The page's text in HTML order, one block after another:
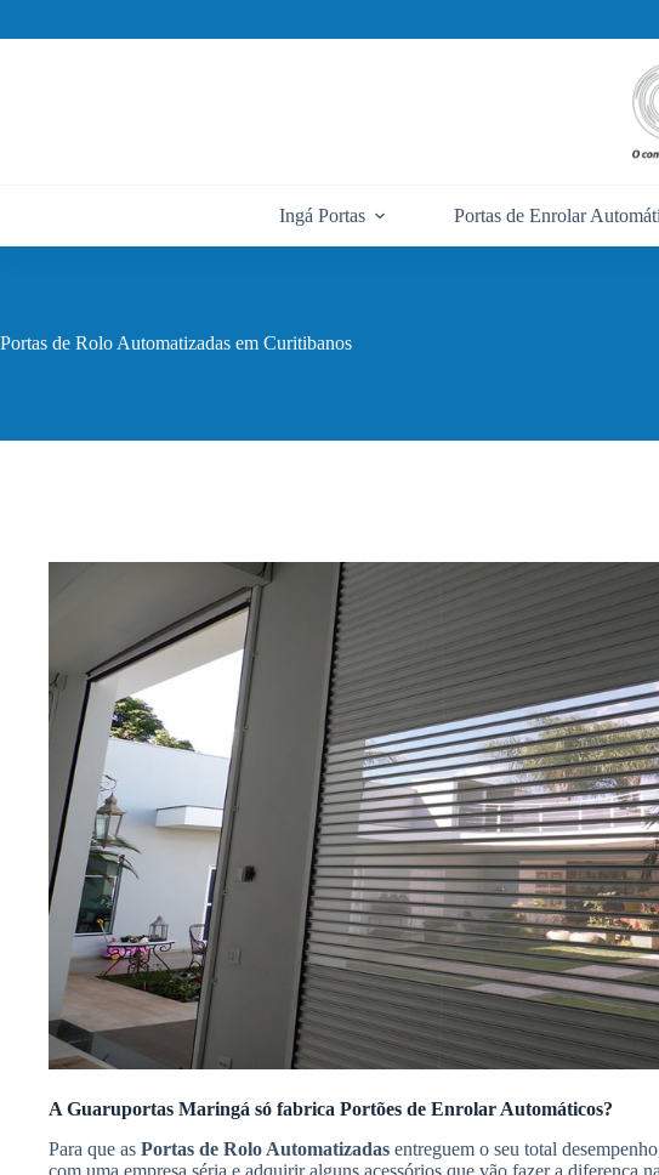
Ingá Portas Portas de Enrolar
Portas de Rolo Automatizadas em Curitibanos
A Guaruportas Maringá só fabrica Portões de Enrolar Automáticos?
Para que as Portas de Rolo Automatizadas entreguem o seu total